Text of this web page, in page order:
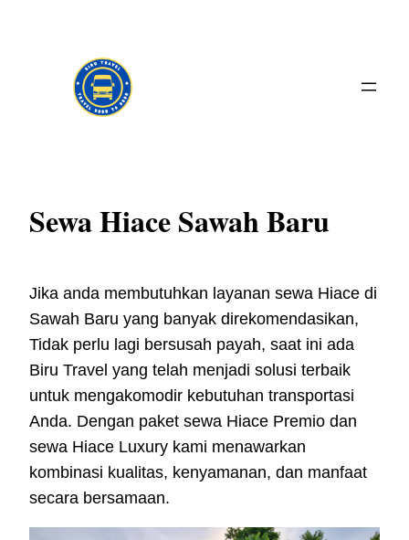
Sewa Hiace Sawah Baru
Jika anda membutuhkan layanan sewa Hiace di
Sawah Baru yang banyak direkomendasikan,
Tidak perlu lagi bersusah payah, saat ini ada
Biru Travel yang telah menjadi solusi terbaik
untuk mengakomodir kebutuhan transportasi
Anda. Dengan paket sewa Hiace Premio dan
sewa Hiace Luxury kami menawarkan
kombinasi kualitas, kenyamanan, dan manfaat
secara bersamaan.